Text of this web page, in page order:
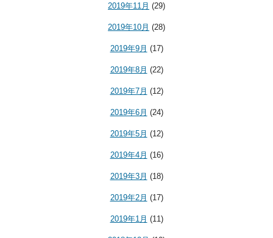
2019年11月 (29)
2019年10月 (28)
2019年9月 (17)
2019年8月 (22)
2019年7月 (12)
2019年6月 (24)
2019年5月 (12)
2019年4月 (16)
2019年3月 (18)
2019年2月 (17)
2019年1月 (11)